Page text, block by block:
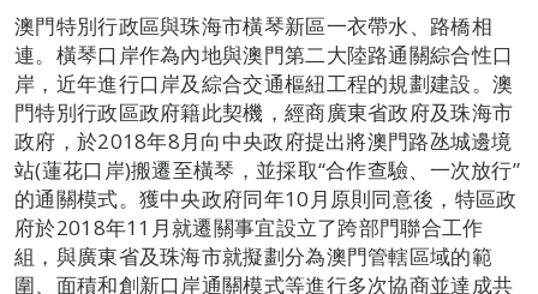
澳門特別行政區與珠海市橫琴新區一衣帶水、路橋相
連。橫琴口岸作為內地與澳門第二大陸路通關綜合性口
岸，近年進行口岸及綜合交通樞紐工程的規劃建設。澳
門特別行政區政府籍此契機，經商廣東省政府及珠海市
政府，於2018年8月向中央政府提出將澳門路氹城邊境
站(蓮花口岸)搬遷至橫琴，並採取“合作查驗、一次放行”
的通關模式。獲中央政府同年10月原則同意後，特區政
府於2018年11月就遷關事宜設立了跨部門聯合工作
組，與廣東省及珠海市就擬劃分為澳門管轄區域的範
圍、面積和創新口岸通關模式等進行多次協商並達成共